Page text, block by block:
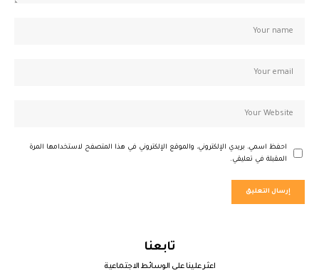
احفظ اسمي، بريدي الإلكتروني، والموقع الإلكتروني في هذا المتصفح لاستخدامها المرة
المقبلة في تعليقي.
تابعنا
اعثر علينا على الوسائط الاجتماعية